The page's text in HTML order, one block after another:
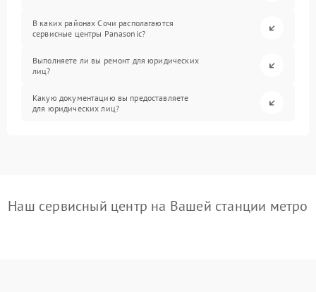
В каких районах Сочи располагаются
сервисные центры Panasonic?
Выполняете ли вы ремонт для юридических
лиц?
Какую документацию вы предоставляете
для юридических лиц?
Наш сервисный центр на Вашей станции метро